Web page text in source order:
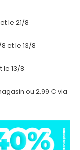
le 21/8
et le 13/8
le 13/8
ou 2,99 € via